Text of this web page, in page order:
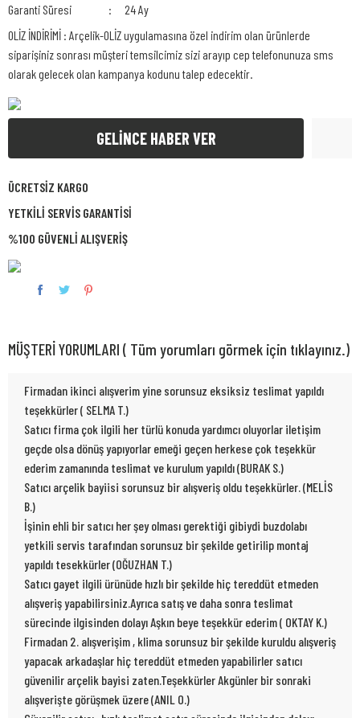
Garanti Süresi
24 Ay
OLİZ İNDİRİMİ : Arçelik-OLİZ uygulamasına özel indirim olan ürünlerde
siparişiniz sonrası müşteri temsilcimiz sizi arayıp cep telefonunuza sms
olarak gelecek olan kampanya kodunu talep edecektir.
GELİNCE HABER VER
ÜCRETSİZ KARGO
YETKİLİ SERVİS GARANTİSİ
%100 GÜVENLİ ALIŞVERİŞ
MÜŞTERİ YORUMLARI ( Tüm yorumları görmek için tıklayınız.)
Firmadan ikinci alışverim yine sorunsuz eksiksiz teslimat yapıldı
teşekkürler ( SELMA T.)
Satıcı firma çok ilgili her türlü konuda yardımcı oluyorlar iletişim
geçde olsa dönüş yapıyorlar emeği geçen herkese çok teşekkür
ederim zamanında teslimat ve kurulum yapıldı (BURAK S.)
Satıcı arçelik bayiisi sorunsuz bir alışveriş oldu teşekkürler. (MELİS
B.)
İşinin ehli bir satıcı her şey olması gerektiği gibiydi buzdolabı
yetkili servis tarafından sorunsuz bir şekilde getirilip montaj
yapıldı tesekkürler (OĞUZHAN T.)
Satıcı gayet ilgili ürünüde hızlı bir şekilde hiç tereddüt etmeden
alışveriş yapabilirsiniz.Ayrıca satış ve daha sonra teslimat
sürecinde ilgisinden dolayı Aşkın beye teşekkür ederim ( OKTAY K.)
Firmadan 2. alışverişim , klima sorunsuz bir şekilde kuruldu alışveriş
yapacak arkadaşlar hiç tereddüt etmeden yapabilirler satıcı
güvenilir arçelik bayisi zaten.Teşekkürler Akgünler bir sonraki
alışverişte görüşmek üzere (ANIL O.)